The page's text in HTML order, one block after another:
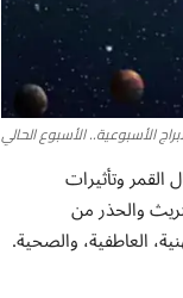
الأسبوعية.. الأسبوع الحالي
القمر وتأثيرات
والحذر من
العاطفية، والصحية.